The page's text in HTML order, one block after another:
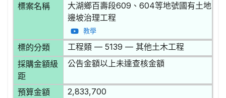
標案名稱
大湖鄉百壽段609、604等地號國有土地
邊坡治理工程
教學
標的分類 工程類 — 5139 — 其他土木工程
採購金額級
距
公告金額以上未達查核金額
預算金額 2,833,700